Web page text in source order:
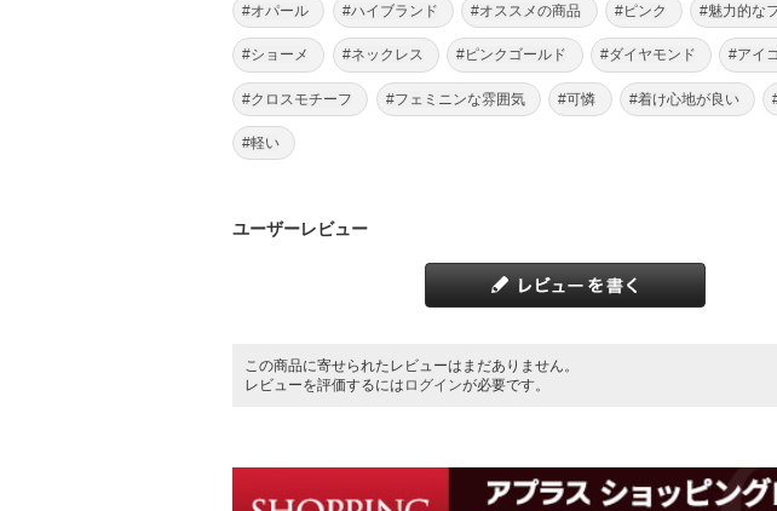
#オパール #ハイブランド #オススメの商品 #ピンク #魅力的な
#ショーメ #ネックレス #ピンクゴールド #ダイヤモンド #アイ
#クロスモチーフ #フェミニンな雰囲気 #可憐 #着け心地が良い
#軽い
ユーザーレビュー
この商品に寄せられたレビューはまだありません。
レビューを評価するには ログインが必要です。